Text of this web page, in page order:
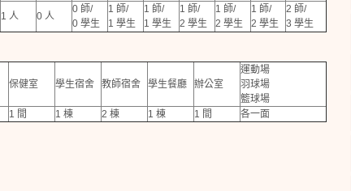
1 人 0 人
0 師/
0 學生
1 師/
1 學生
1 師/
1 學生
1 師/
2 學生
1 師/
2 學生
1 師/
2 學生
2 師/
3 學生
保健室 學生宿舍 教師宿舍 學生餐廳 辦公室
運動場
羽球場
籃球場
1 間 1 棟 2 棟 1 棟 1 間 各一面